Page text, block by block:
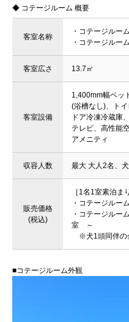
◆ コテージルーム 概要
客室名称
・コテージル
・コテージル
客室広さ 13.7㎡
客室設備
1,400mm幅ベッ
(浴槽なし)、ト
ドア冷凍冷蔵庫
テレビ、高性能
アメニティ
収容人数 最大 大人2名、
販売価格
(税込)
［1名1室素泊ま
・コテージル
・コテージル
室 ～
※犬1頭同伴の
■コテージルーム外観